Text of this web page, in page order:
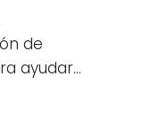
de
ayudar…